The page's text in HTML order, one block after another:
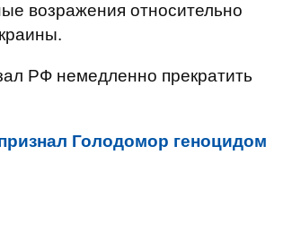
возражения относительно
РФ немедленно прекратить
Голодомор геноцидом